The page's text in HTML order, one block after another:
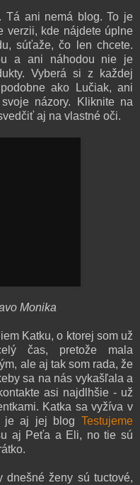
Tá ani nemá blog. To je
verzii, kde nájdete úplne
súťaže, čo len chcete.
a ani náhodou nie je
Vyberá si z každej
ako Lučiak, ani
názory. Kliknite na
aj na vlastné oči.
Monika
Katku, o ktorej som už
čas, pretože mala
ale aj tak som rada, že
sa na nás vykašľala a
asi najdlhšie - už
Katka sa vyžíva v
je aj jej blog Testujeme
aj Peťa a Eli, no tie sú
dnešné ženy sú tuctové,